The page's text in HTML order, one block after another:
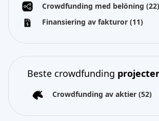
Crowdfunding med belöning (22)
Finansiering av fakturor (11)
Beste crowdfunding
Crowdfunding av aktier (52)